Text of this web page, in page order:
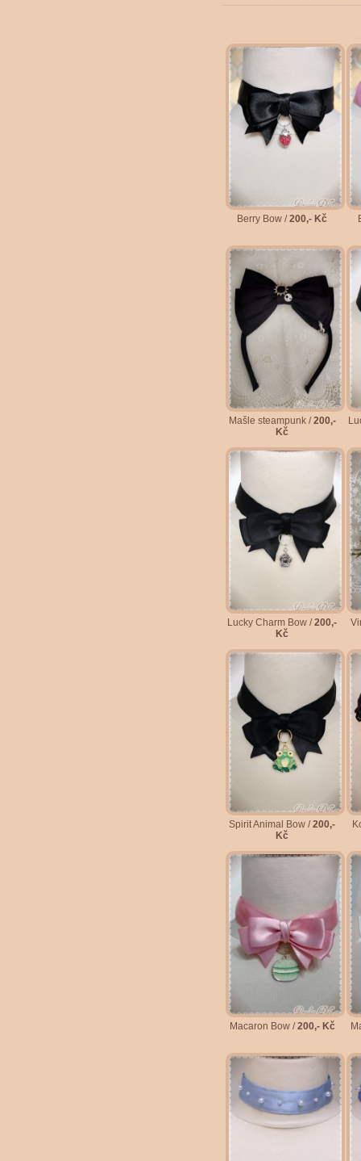
Berry Bow /200,- Kč
Mašle steampunk /200,-
Kč
Lucky Charm Bow /200,-
Kč
Spirit Animal Bow /200,-
Kč
Macaron Bow /200,- Kč